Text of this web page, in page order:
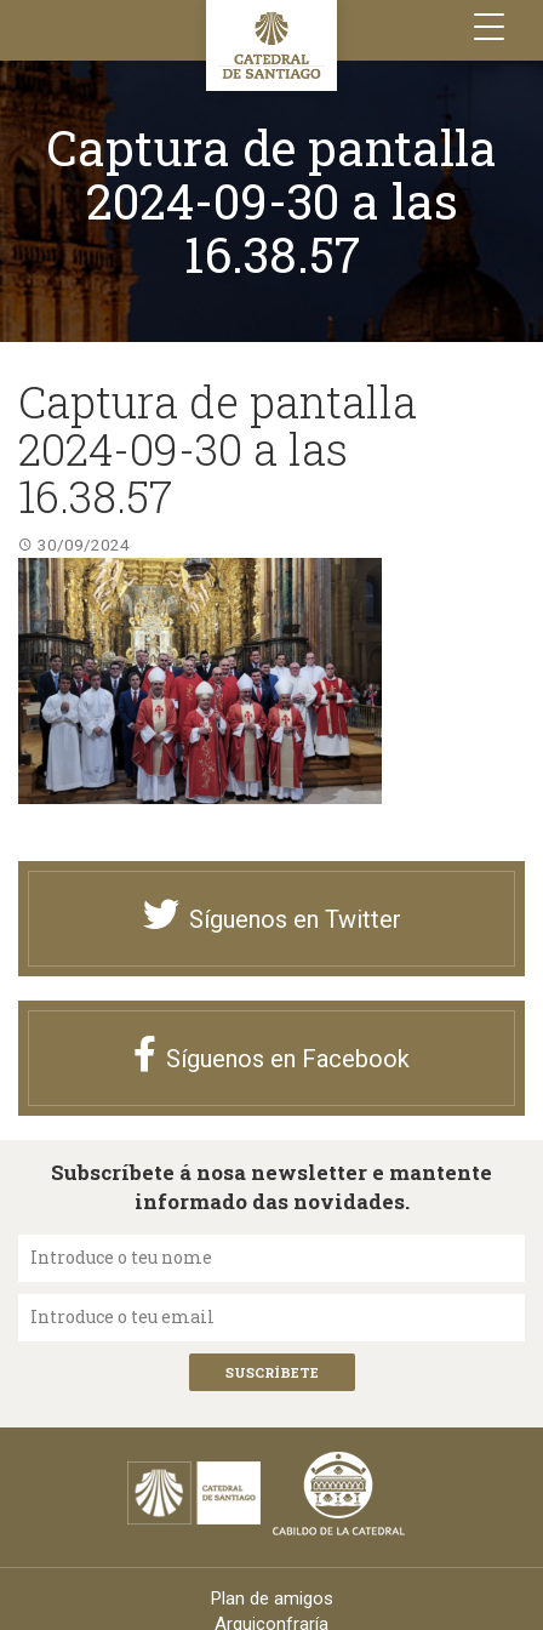
Toggle
navigation
Captura de pantalla
2024-09-30 a las
16.38.57
Captura de pantalla
2024-09-30 a las
16.38.57
30/09/2024
Síguenos en Twitter
Síguenos en Facebook
Subscríbete á nosa newsletter e mantente
informado das novidades.
Introduce o teu nome
Introduce o teu email
Plan de amigos
Arquiconfraría